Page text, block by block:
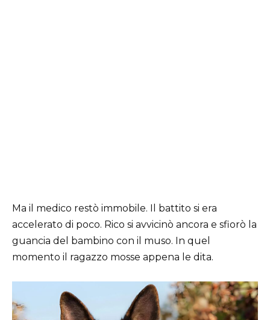
Ma il medico restò immobile. Il battito si era
accelerato di poco. Rico si avvicinò ancora e sfiorò la
guancia del bambino con il muso. In quel
momento il ragazzo mosse appena le dita.